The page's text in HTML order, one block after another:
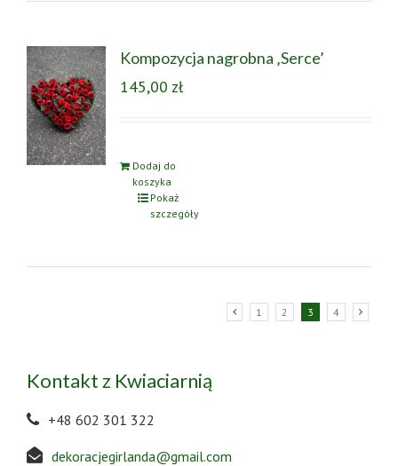
Kompozycja nagrobna ‚Serce’
145,00 zł
Dodaj do
koszyka
Pokaż
szczegóły
1 2 3 4
Kontakt z Kwiaciarnią
+48 602 301 322
dekoracjegirlanda@gmail.com